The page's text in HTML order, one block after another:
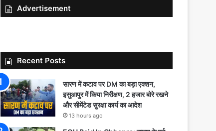
Advertisement
Recent Posts
सारण में कटाव पर DM का बड़ा एक्शन,
इसुआपुर में किया निरीक्षण, 2 हजार बोरे रखने
और सीमेंटेड सुरक्षा कार्य का आदेश
13 hours ago